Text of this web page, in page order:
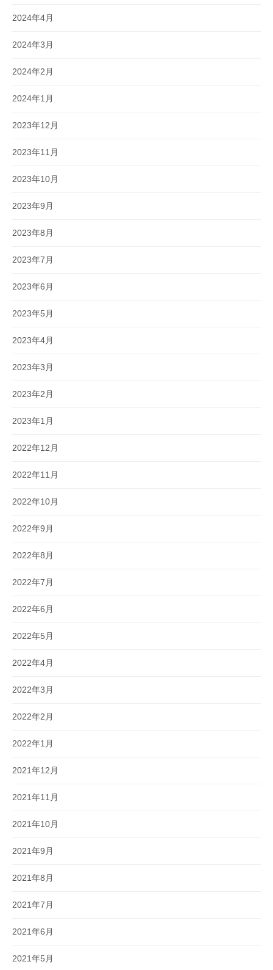
2024年4月
2024年3月
2024年2月
2024年1月
2023年12月
2023年11月
2023年10月
2023年9月
2023年8月
2023年7月
2023年6月
2023年5月
2023年4月
2023年3月
2023年2月
2023年1月
2022年12月
2022年11月
2022年10月
2022年9月
2022年8月
2022年7月
2022年6月
2022年5月
2022年4月
2022年3月
2022年2月
2022年1月
2021年12月
2021年11月
2021年10月
2021年9月
2021年8月
2021年7月
2021年6月
2021年5月